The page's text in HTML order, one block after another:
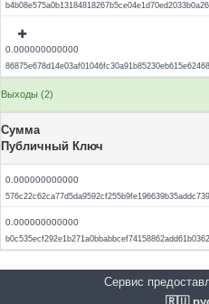
0.000000000000
Выходы (2)
Сумма
Публичный Ключ
0.000000000000
0.000000000000
Сервис